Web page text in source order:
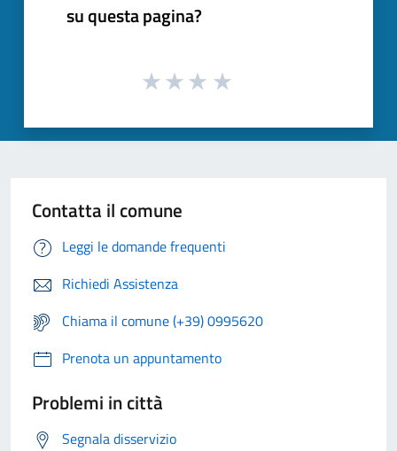
su questa pagina?
Contatta il comune
Leggi le domande frequenti
Richiedi Assistenza
Chiama il comune (+39) 0995620
Prenota un appuntamento
Problemi in città
Segnala disservizio